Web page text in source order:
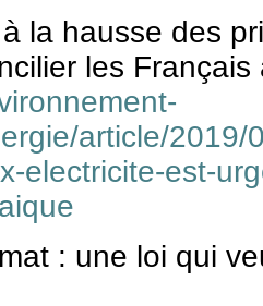
la hausse des
les
article/
electricite-est-
: une loi qui